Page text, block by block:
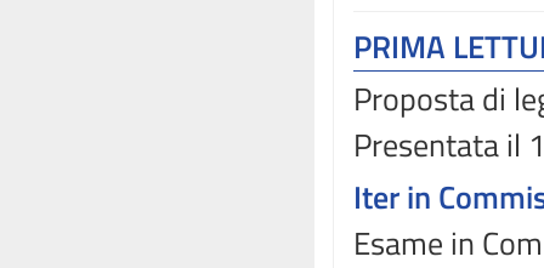
PRIMA
Proposta di
Presentata il
Iter in
Esame in